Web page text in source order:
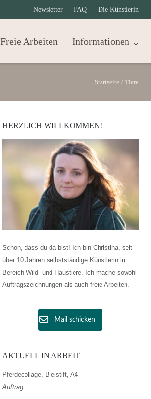
Newsletter FAQ Die Künstlerin
Freie Arbeiten Informationen
Startseite / Tiere
HERZLICH WILLKOMMEN!
Schön, dass du da bist! Ich bin Christina, seit
über 10 Jahren selbstständige Künstlerin im
Bereich Wild- und Haustiere. Ich mache sowohl
Auftragszeichnungen als auch freie Arbeiten.
Mail schicken
AKTUELL IN ARBEIT
Pferdecollage, Bleistift, A4
Auftrag